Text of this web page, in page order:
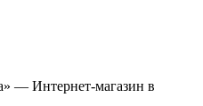
— Интернет-магазин в